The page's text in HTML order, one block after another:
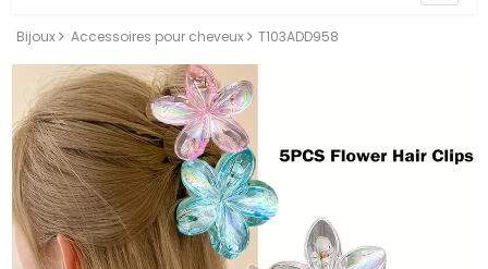
Bijoux Accessoires pour cheveux T103ADD958